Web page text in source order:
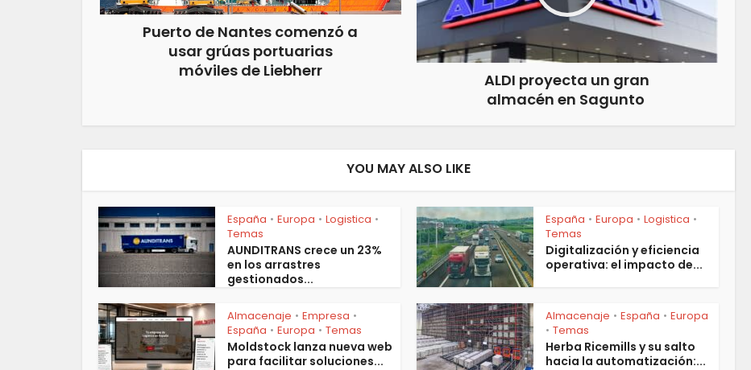
Puerto de Nantes comenzó a
usar grúas portuarias
móviles de Liebherr
ALDI proyecta un gran
almacén en Sagunto
YOU MAY ALSO LIKE
España • Europa • Logistica •
Temas
AUNDITRANS crece un 23%
en los arrastres
gestionados...
España • Europa • Logistica •
Temas
Digitalización y eficiencia
operativa: el impacto de...
Almacenaje • Empresa •
España • Europa • Temas
Moldstock lanza nueva web
para facilitar soluciones...
Almacenaje • España • Europa
• Temas
Herba Ricemills y su salto
hacia la automatización:...